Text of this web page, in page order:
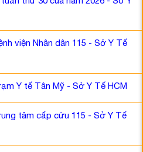
viện Nhân dân 115 - Sở Y Tế
Y tế Tân Mỹ - Sở Y Tế HCM
tâm cấp cứu 115 - Sở Y Tế